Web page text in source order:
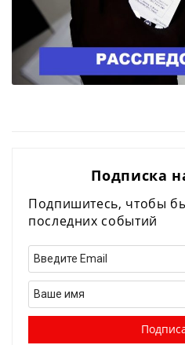
Подписка
Подпишитесь, чтобы
последних событий